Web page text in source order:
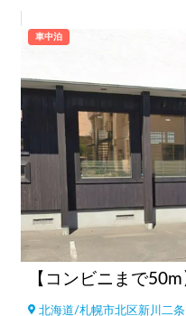
車中泊
北海道/札幌市北区新川二条